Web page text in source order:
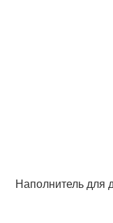
Наполнитель для